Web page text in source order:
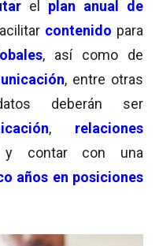
el plan anual de
contenido para
, así como de
, entre otras
deberán ser
, relaciones
contar con una
años en posiciones